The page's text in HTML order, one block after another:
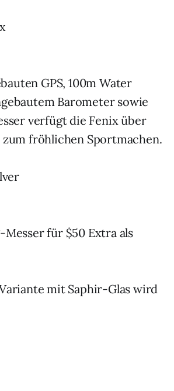
GPS, 100m Water
Barometer sowie
verfügt die Fenix über
fröhlichen Sportmachen.
Messer für $50 Extra als
mit Saphir-Glas wird